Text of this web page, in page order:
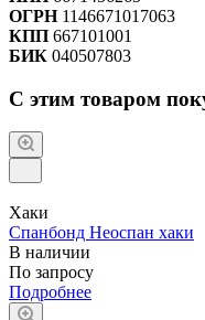
ОГРН1146671017063
КПП 667101001
БИК 040507803
С этим товаром
Хаки
Спанбонд Неоспан хаки
В наличии
По запросу
Подробнее